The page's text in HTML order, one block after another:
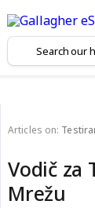
Articles on:
Vodič za
Mrežu